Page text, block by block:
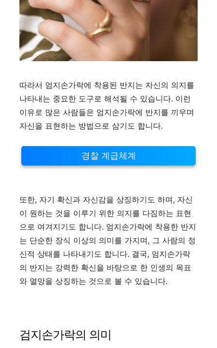
따라서 엄지손가락에 착용된 반지는 자신의 의지를
나타내는 중요한 도구로 해석될 수 있습니다. 이런
이유로 많은 사람들은 엄지손가락에 반지를 끼우며
자신을 표현하는 방법으로 삼기도 합니다.
경찰 계급체계
또한, 자기 확신과 자신감을 상징하기도 하며, 자신
이 원하는 것을 이루기 위한 의지를 다짐하는 표현
으로 여겨지기도 합니다. 엄지손가락에 착용한 반지
는 단순한 장식 이상의 의미를 가지며, 그 사람의 정
신적 상태를 나타내기도 합니다. 결국, 엄지손가락
의 반지는 강력한 확신을 바탕으로 한 인생의 목표
와 열망을 상징하는 것으로 볼 수 있습니다.
검지손가락의 의미